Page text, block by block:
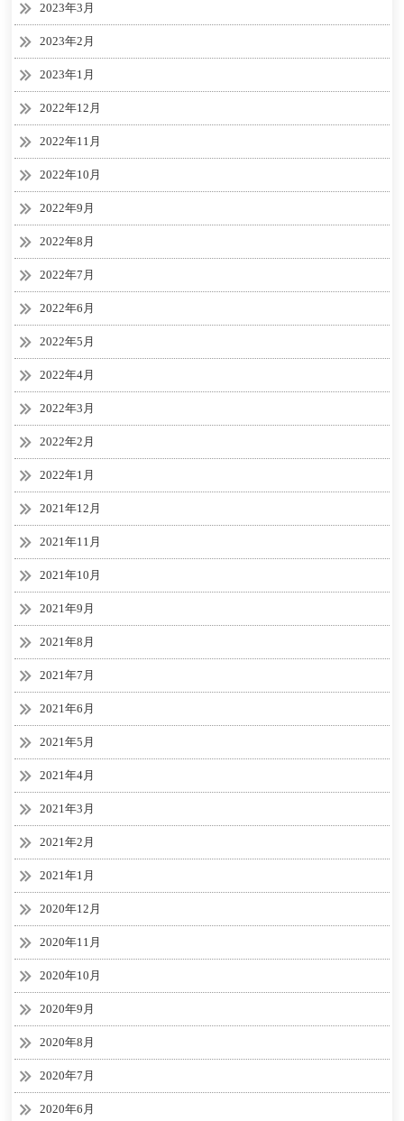
2023年3月
2023年2月
2023年1月
2022年12月
2022年11月
2022年10月
2022年9月
2022年8月
2022年7月
2022年6月
2022年5月
2022年4月
2022年3月
2022年2月
2022年1月
2021年12月
2021年11月
2021年10月
2021年9月
2021年8月
2021年7月
2021年6月
2021年5月
2021年4月
2021年3月
2021年2月
2021年1月
2020年12月
2020年11月
2020年10月
2020年9月
2020年8月
2020年7月
2020年6月